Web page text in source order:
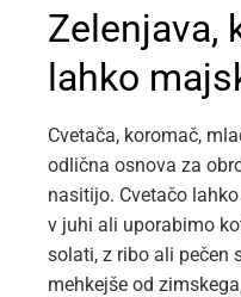
Zelenjava,
lahko
Cvetača, koromač,
odlična osnova za
nasitijo. Cvetačo
v juhi ali uporabimo
solati, z ribo ali pečen
mehkejše od